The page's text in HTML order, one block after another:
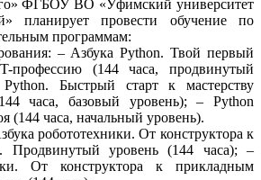
ФГБОУ ВО «Уфимский университет
планирует провести обучение по
программам:
– Азбука Python. Твой первый
профессию (144 часа, продвинутый
Быстрый старт к мастерству
часа, базовый уровень); – Python
(144 часа, начальный уровень).
робототехники. От конструктора к
Продвинутый уровень (144 часа); –
От конструктора к прикладным